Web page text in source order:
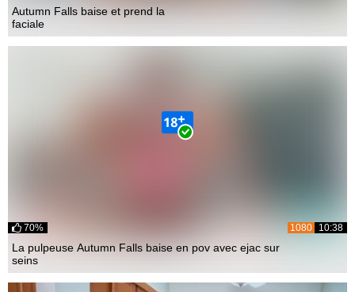
Autumn Falls baise et prend la
faciale
La pulpeuse Autumn Falls baise en pov avec ejac sur
seins
70% 1080 10:38